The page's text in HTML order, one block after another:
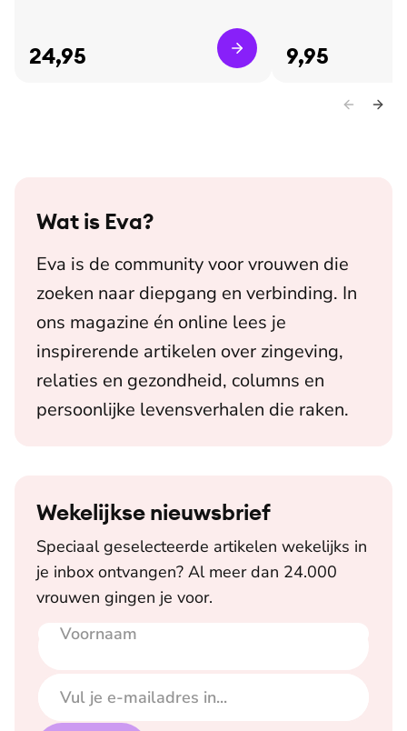
24,95 9,95
Wat is Eva?
Eva is de community voor vrouwen die
zoeken naar diepgang en verbinding. In
ons magazine én online lees je
inspirerende artikelen over zingeving,
relaties en gezondheid, columns en
persoonlijke levensverhalen die raken.
Wekelijkse nieuwsbrief
Speciaal geselecteerde artikelen wekelijks in
je inbox ontvangen? Al meer dan 24.000
vrouwen gingen je voor.
Voornaam
E-mailadres